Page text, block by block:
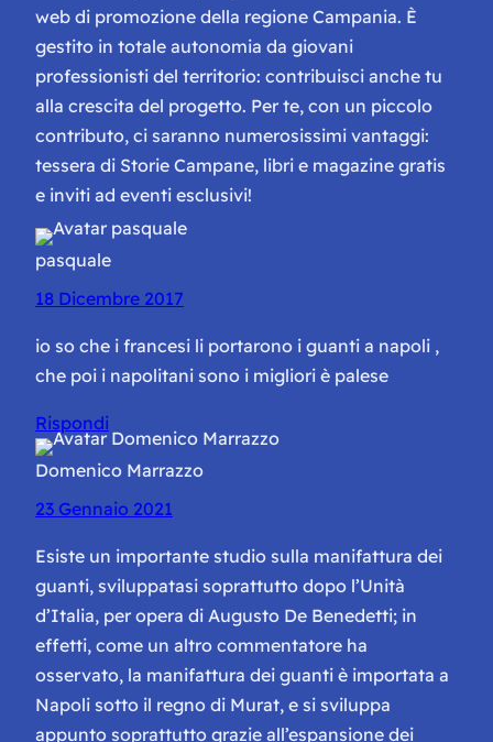
web di promozione della regione Campania. È
gestito in totale autonomia da giovani
professionisti del territorio: contribuisci anche tu
alla crescita del progetto. Per te, con un piccolo
contributo, ci saranno numerosissimi vantaggi:
tessera di Storie Campane, libri e magazine gratis
e inviti ad eventi esclusivi!
pasquale
18 Dicembre 2017
io so che i francesi li portarono i guanti a napoli ,
che poi i napolitani sono i migliori è palese
Rispondi
Domenico Marrazzo
23 Gennaio 2021
Esiste un importante studio sulla manifattura dei
guanti, sviluppatasi soprattutto dopo l’Unità
d’Italia, per opera di Augusto De Benedetti; in
effetti, come un altro commentatore ha
osservato, la manifattura dei guanti è importata a
Napoli sotto il regno di Murat, e si sviluppa
appunto soprattutto grazie all’espansione dei